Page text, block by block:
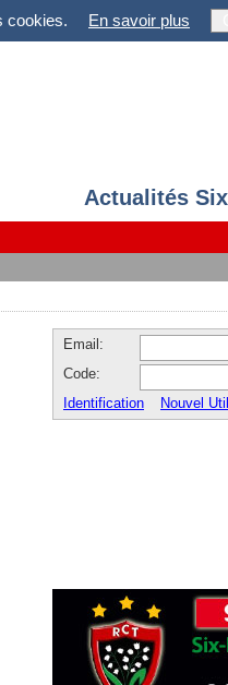
cookies. En savoir plus
Actualités
Email:
Code:
Identification
Nouvel